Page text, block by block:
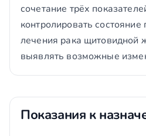
сочетание трёх
контролировать состояние
лечения рака щитовидной
выявлять возможные
Показания к